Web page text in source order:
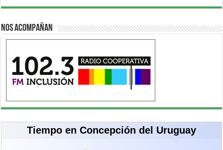
Nos acompañan
Tiempo en Concepción del Uruguay